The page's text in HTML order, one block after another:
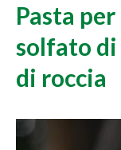
Pasta
solfato di
di roccia